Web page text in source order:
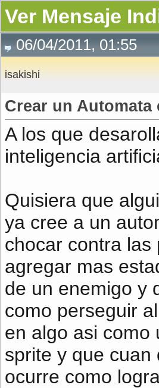
Ver Mensaje
06/04/2011, 01:55
isakishi
Crear un Automata
A los que
inteligencia
Quisiera que
ya cree a un
chocar contra las
agregar mas
de un enemigo y
como perseguir
en algo asi como
sprite y que
ocurre como